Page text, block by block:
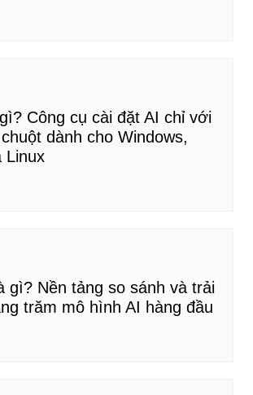
Công cụ cài đặt AI chỉ với
dành cho Windows,
Linux
gì? Nền tảng so sánh và trải
trăm mô hình AI hàng đầu